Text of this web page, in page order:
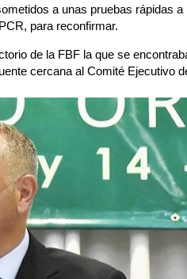
a unas pruebas rápidas a
para reconfirmar.
de la FBF la que se
cercana al Comité Ejecutivo